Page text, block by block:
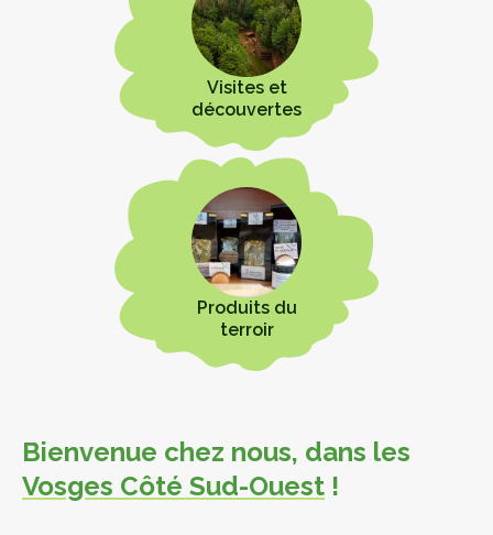
Visites et
découvertes
Produits du
terroir
Bienvenue chez nous, dans les
Vosges Côté Sud-Ouest !